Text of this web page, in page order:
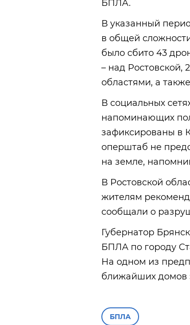
БПЛА.
В указанный
в общей
было сбито 43
– над Ростовской,
областями, а
В социальных
напоминающих
зафиксированы в
оперштаб не
на земле,
В Ростовской
жителям
сообщали о
Губернатор
БПЛА по городу
На одном из
ближайших домов
БПЛА